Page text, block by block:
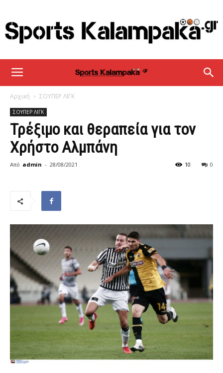
sportskalampaka
Αρχική ΣΟΥΠΕΡ ΛΙΓΚ
ΣΟΥΠΕΡ ΛΙΓΚ
Τρέξιμο και θεραπεία για τον
Χρήστο Αλμπάνη
Από admin - 28/08/2021 0
10